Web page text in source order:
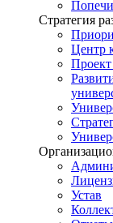
Стратегия
Центр
Устав